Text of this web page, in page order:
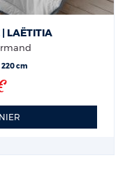
| LAËTITIA
220 cm